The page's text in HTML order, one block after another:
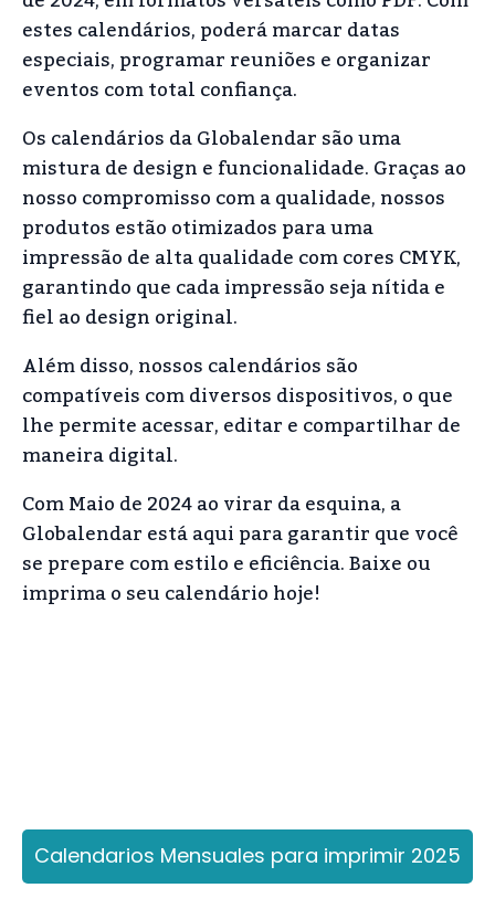
estes calendários, poderá marcar datas
especiais, programar reuniões e organizar
eventos com total confiança.
Os calendários da Globalendar são uma
mistura de design e funcionalidade. Graças ao
nosso compromisso com a qualidade, nossos
produtos estão otimizados para uma
impressão de alta qualidade com cores CMYK,
garantindo que cada impressão seja nítida e
fiel ao design original.
Além disso, nossos calendários são
compatíveis com diversos dispositivos, o que
lhe permite acessar, editar e compartilhar de
maneira digital.
Com Maio de 2024 ao virar da esquina, a
Globalendar está aqui para garantir que você
se prepare com estilo e eficiência. Baixe ou
imprima o seu calendário hoje!
Calendarios Mensuales para imprimir 2025